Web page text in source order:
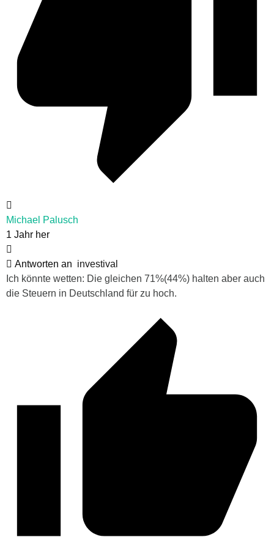
Michael Palusch
1 Jahr her
Antworten an investival
Ich könnte wetten: Die gleichen 71%(44%) halten aber auch
die Steuern in Deutschland für zu hoch.